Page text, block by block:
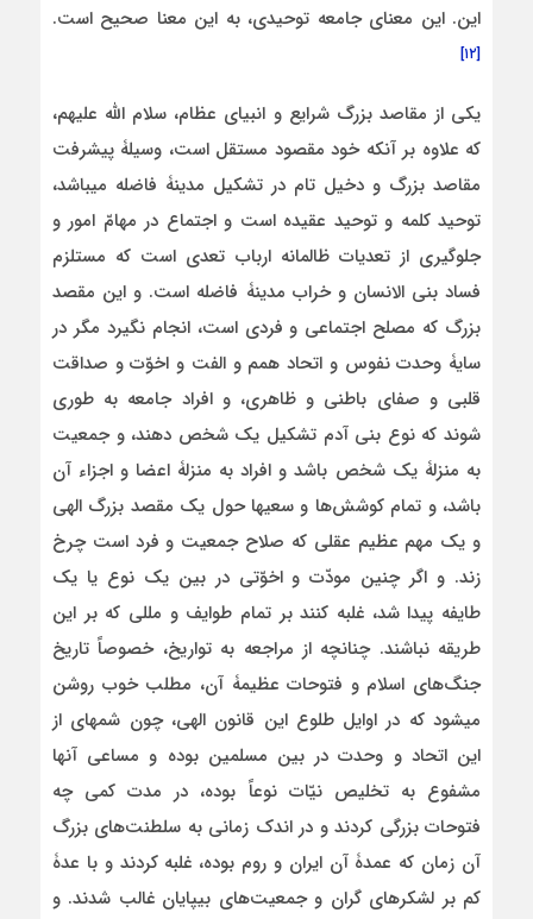
این. این معنای جامعه توحیدی، به این معنا صحیح است.
[۱۲]
یکی از مقاصد بزرگ شرایع و انبیای عظام، سلام اللّه علیهم،
که علاوه بر آنکه خود مقصود مستقل است، وسیلۀ پیشرفت
مقاصد بزرگ و دخیل تام در تشکیل مدینۀ فاضله می‏باشد،
توحید کلمه و توحید عقیده است و اجتماع در مهامّ امور و
جلوگیری از تعدیات ظالمانه ارباب تعدی است که مستلزم
فساد بنی الانسان و خراب مدینۀ فاضله است. و این مقصد
بزرگ که مصلح اجتماعی و فردی است، انجام نگیرد مگر در
سایۀ وحدت نفوس و اتحاد همم و الفت و اخوّت و صداقت
قلبی و صفای باطنی و ظاهری، و افراد جامعه به طوری
شوند که نوع بنی آدم تشکیل یک شخص دهند، و جمعیت
به منزلۀ یک شخص باشد و افراد به منزلۀ اعضا و اجزاء آن
باشد، و تمام کوشش‌ها و سعی‏ها حول یک مقصد بزرگ الهی
و یک مهم عظیم عقلی که صلاح جمعیت و فرد است چرخ
زند. و اگر چنین مودّت و اخوّتی در بین یک نوع یا یک
طایفه پیدا شد، غلبه کنند بر تمام طوایف و مللی که بر این
طریقه نباشند. چنانچه از مراجعه به تواریخ، خصوصاً تاریخ
جنگ‌های اسلام و فتوحات عظیمۀ آن، مطلب خوب روشن
می‏شود که در اوایل طلوع این قانون الهی، چون شمه‏ای از
این اتحاد و وحدت در بین مسلمین بوده و مساعی آنها
مشفوع به تخلیص نیّات نوعاً بوده، در مدت کمی چه
فتوحات بزرگی کردند و در اندک زمانی به سلطنت‌های بزرگ
آن زمان که عمدۀ آن ایران و روم بوده، غلبه کردند و با عدۀ
کم بر لشکرهای گران و جمعیت‌های بی‏پایان غالب شدند. و